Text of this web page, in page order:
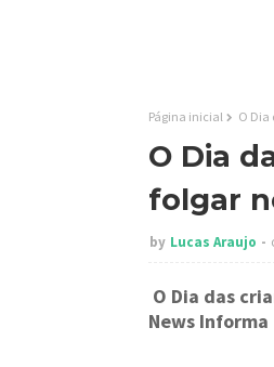
Página inicial O Dia
O Dia
folgar
by Lucas Araujo
O Dia das
News Informa